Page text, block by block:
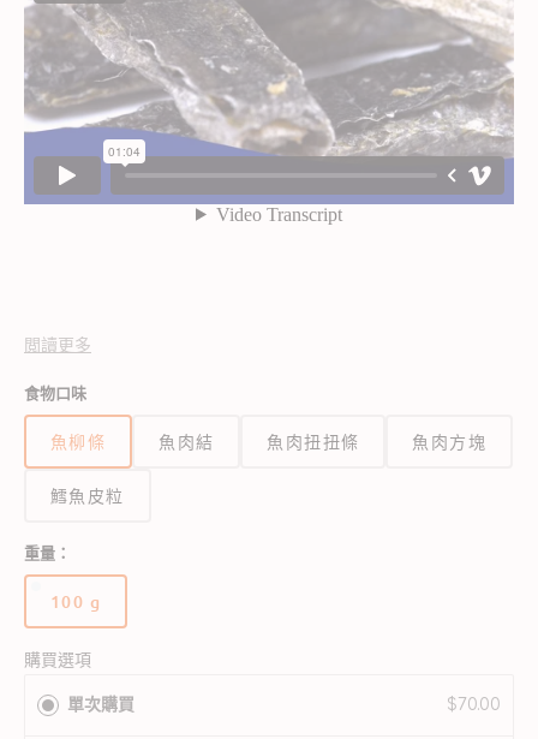
英國製造
• 由100% 魚皮製成。
• 狗狗喜歡這些美味可口的食物
• 100% 天然
• 含有來自以下來源的Omega 3 脂肪酸魚油有助於促進健康的皮
閲讀更多
食物口味
魚柳條 魚肉結 魚肉扭扭條 魚肉方塊
鱈魚皮粒
重量：
100 g
版
已
完
購買選項
單次購買 $70.00